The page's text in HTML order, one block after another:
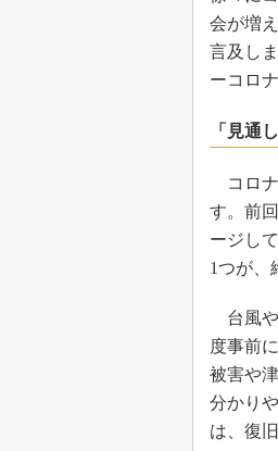
会が増
言及し
ーコロ
「見通
コロナ
す。前
ージし
1つが、
台風や
度事前
被害や
分かり
は、復